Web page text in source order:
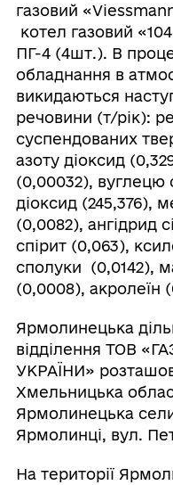
газовий
котел газовий
ПГ-4 (4шт.). В
обладнання в
викидаються
речовини (т/рік):
суспендованих
‌азоту діоксид
(0,00032), вуглецю
діоксид (245,376),
(0,0082), ангідрид
спірит (0,063),
сполуки (0,0142),
(0,0008), акролеїн
Ярмолинецька
відділення ТОВ
УКРАЇНИ»
Хмельницька
Ярмолинецька
Ярмолинці, вул.
На території